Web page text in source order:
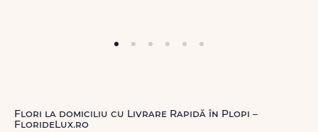
Flori la domiciliu cu Livrare Rapidă în Plopi –
FlorideLux.ro